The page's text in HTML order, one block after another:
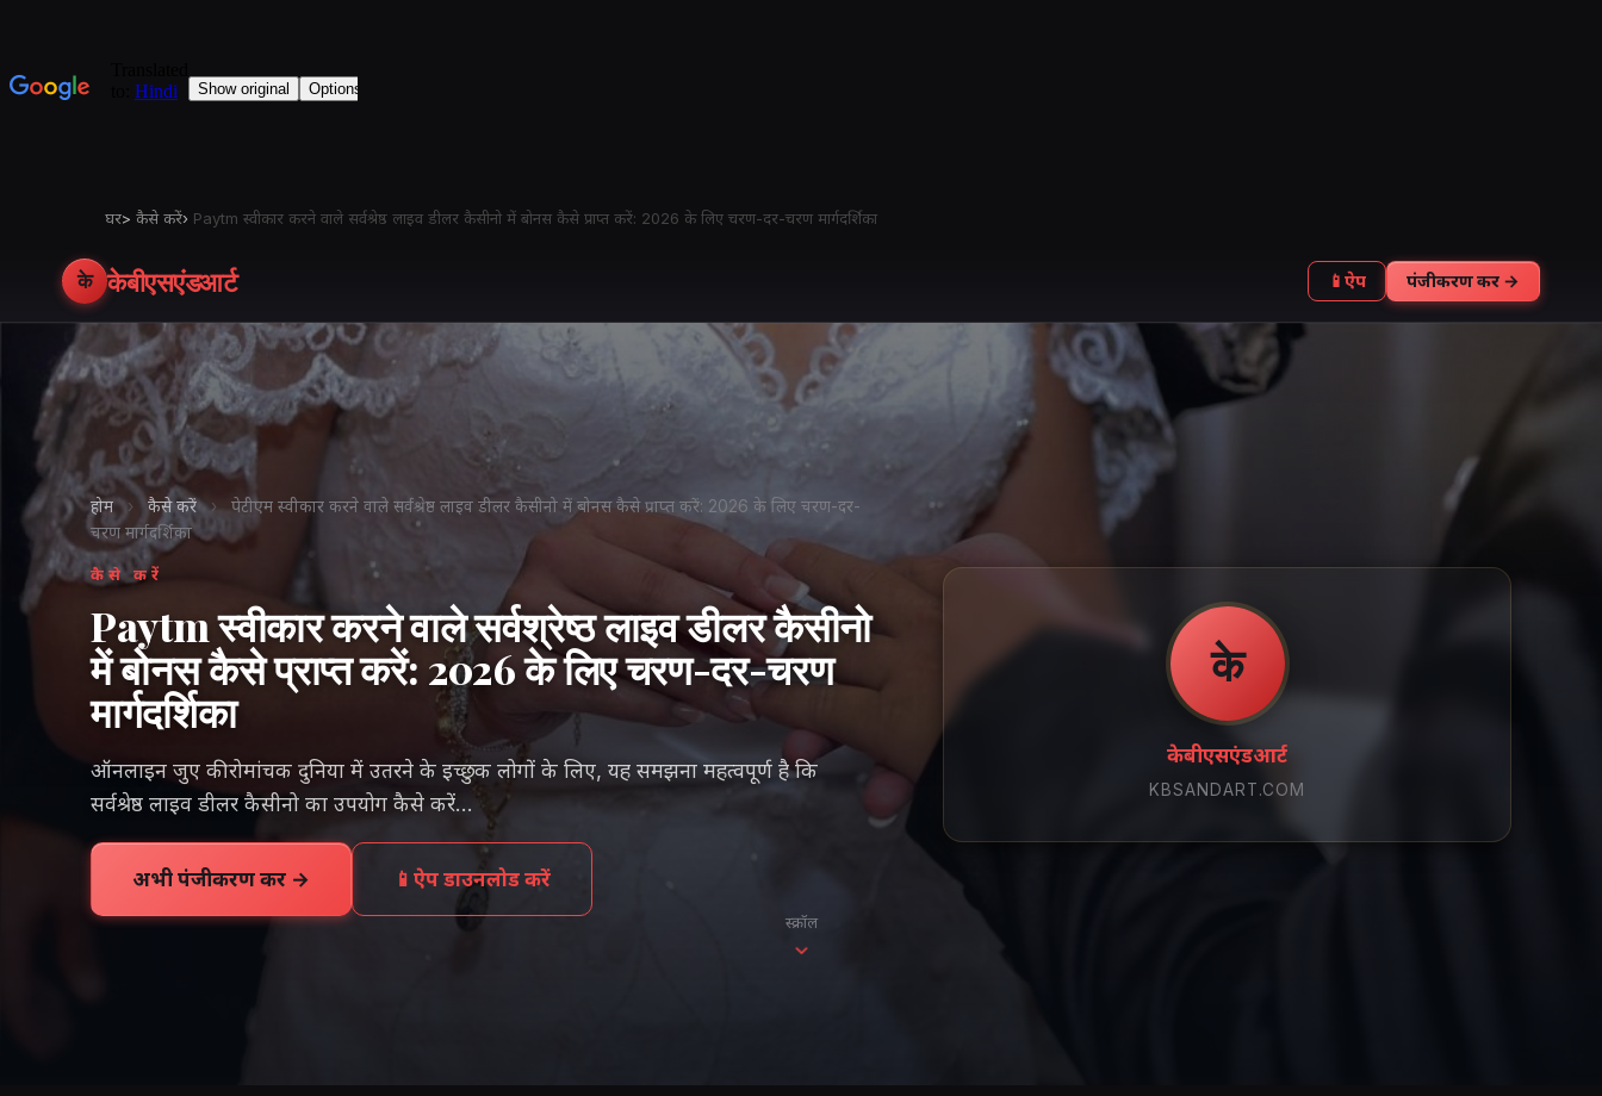
घर> कैसे करें› Paytm स्वीकार करने वाले सर्वश्रेष्ठ लाइव डीलर कैसीनो में बोनस कैसे प्राप्त करें: 2026 के लिए चरण-दर-चरण मार्गदर्शिका
के केबीएसएंडआर्ट 📱 ऐप पंजीकरण करें →
होम › कैसे करें › पेटीएम स्वीकार करने वाले सर्वश्रेष्ठ लाइव डीलर कैसीनो में बोनस कैसे प्राप्त करें: 2026 के लिए चरण-दर-
चरण मार्गदर्शिका
कैसे करें
Paytm स्वीकार करने वाले सर्वश्रेष्ठ लाइव डीलर कैसीनो
में बोनस कैसे प्राप्त करें: 2026 के लिए चरण-दर-चरण
मार्गदर्शिका
ऑनलाइन जुए की रोमांचक दुनिया में उतरने के इच्छुक लोगों के लिए, यह समझना महत्वपूर्ण है कि
सर्वश्रेष्ठ लाइव डीलर कैसीनो का उपयोग कैसे करें...
अभी पंजीकरण करें → 📱 ऐप डाउनलोड करें
के
केबीएसएंडआर्ट
KBSANDART.COM
स्क्रॉल